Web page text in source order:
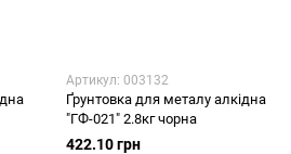
Артикул: 003132
Ґрунтовка для металу алкідна
"ГФ-021" 2.8кг чорна
422.10 грн